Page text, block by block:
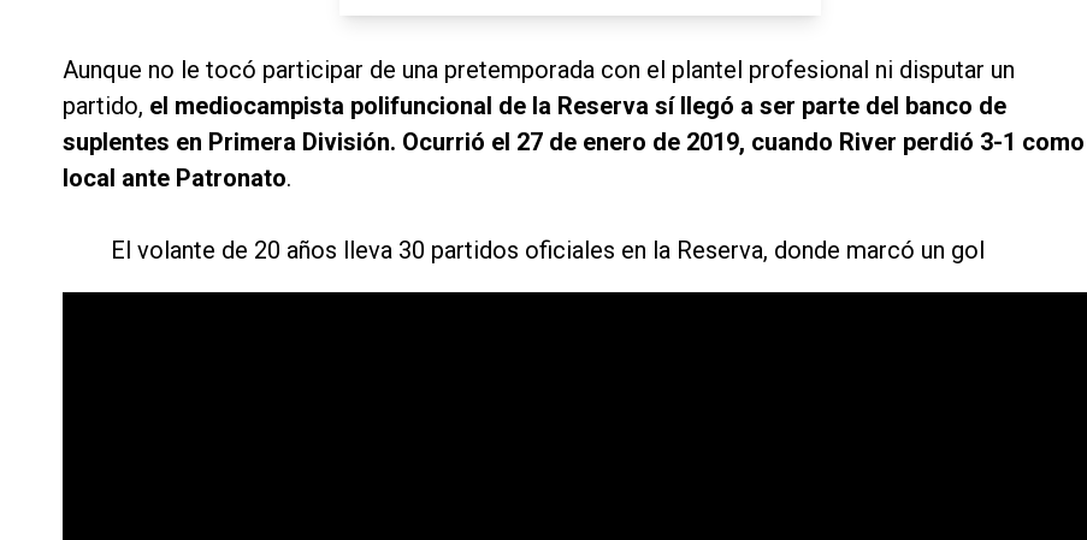
Aunque no le tocó participar de una pretemporada con el plantel profesional ni disputar un
partido, el mediocampista polifuncional de la Reserva sí llegó a ser parte del banco de
suplentes en Primera División. Ocurrió el 27 de enero de 2019, cuando River perdió 3-1 como
local ante Patronato.
El volante de 20 años lleva 30 partidos oficiales en la Reserva, donde marcó un gol